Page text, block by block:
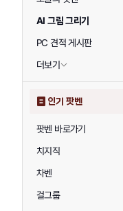
AI 그림 그리기
PC 견적 게시판
더보기
인기 팟벤
팟벤 바로가기
치지직
차벤
걸그룹